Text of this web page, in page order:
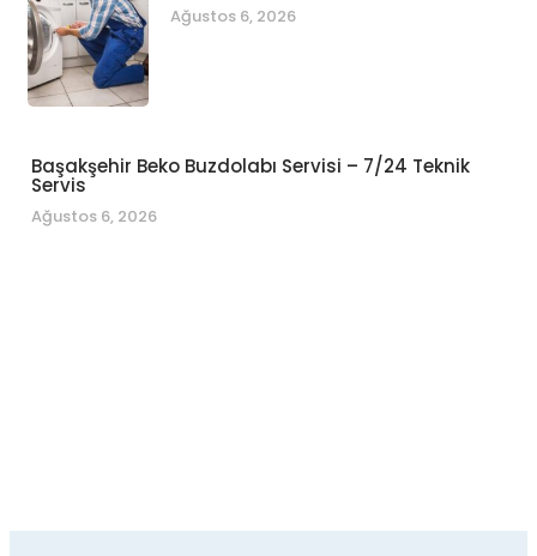
Ağustos 6, 2026
Başakşehir Beko Buzdolabı Servisi – 7/24 Teknik
Servis
Ağustos 6, 2026